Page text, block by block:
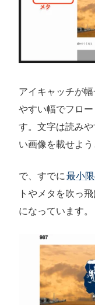
アイキャッチが
やすい幅でフロ
す。文字は読み
い画像を載せよ
で、すでに最小
トやメタを吹っ
になっています。